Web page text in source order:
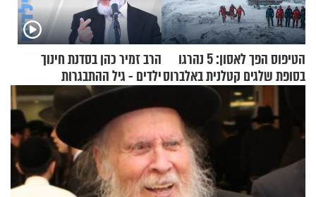
הטיפוס הפך לאסון: 5 נהרגו
בסופת שלגים קטלנית באלברוס
הרב זמיר כהן בסדנת חינוך
ילדים - גיל ההתבגרות